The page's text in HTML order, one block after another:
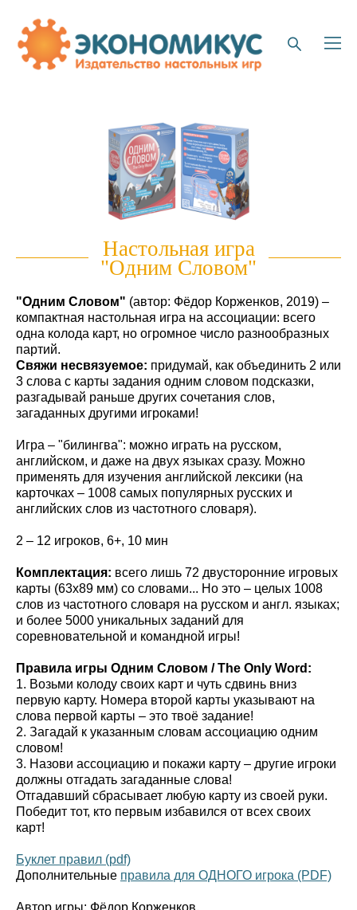
Настольная игра
"Одним Словом"
"Одним Словом" (автор: Фёдор Корженков, 2019) –
компактная настольная игра на ассоциации: всего
одна колода карт, но огромное число разнообразных
партий.
Свяжи несвязуемое: придумай, как объединить 2 или
3 слова с карты задания одним словом подсказки,
разгадывай раньше других сочетания слов,
загаданных другими игроками!
Игра – "билингва": можно играть на русском,
английском, и даже на двух языках сразу. Можно
применять для изучения английской лексики (на
карточках – 1008 самых популярных русских и
английских слов из частотного словаря).
2 – 12 игроков, 6+, 10 мин
Комплектация: всего лишь 72 двусторонние игровых
карты (63х89 мм) со словами... Но это – целых 1008
слов из частотного словаря на русском и англ. языках;
и более 5000 уникальных заданий для
соревновательной и командной игры!
Правила игры Одним Словом / The Only Word:
1. Возьми колоду своих карт и чуть сдвинь вниз
первую карту. Номера второй карты указывают на
слова первой карты – это твоё задание!
2. Загадай к указанным словам ассоциацию одним
словом!
3. Назови ассоциацию и покажи карту – другие игроки
должны отгадать загаданные слова!
Отгадавший сбрасывает любую карту из своей руки.
Победит тот, кто первым избавился от всех своих
карт!
Буклет правил (pdf)
Дополнительные правила для ОДНОГО игрока (PDF)